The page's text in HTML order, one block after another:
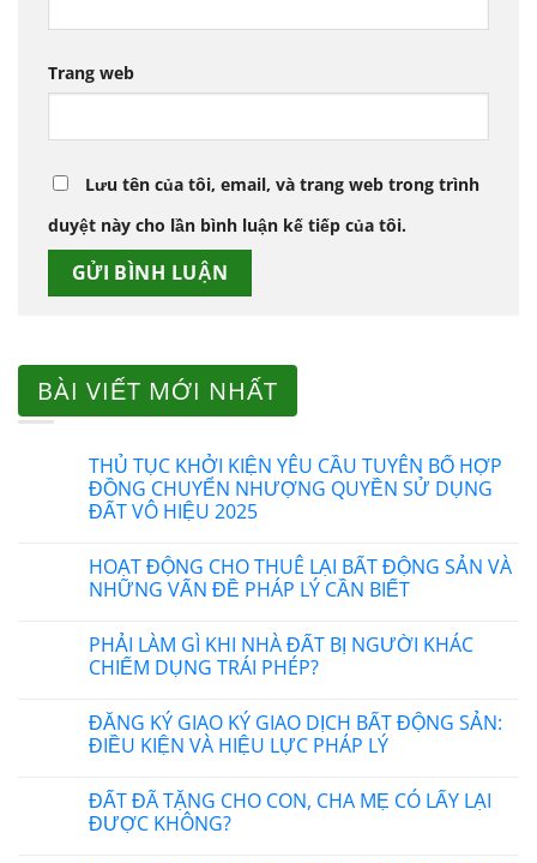
Trang web
Lưu tên của tôi, email, và trang web trong trình
duyệt này cho lần bình luận kế tiếp của tôi.
BÀI VIẾT MỚI NHẤT
THỦ TỤC KHỞI KIỆN YÊU CẦU TUYÊN BỐ HỢP
ĐỒNG CHUYỂN NHƯỢNG QUYỀN SỬ DỤNG
ĐẤT VÔ HIỆU 2025
HOẠT ĐỘNG CHO THUÊ LẠI BẤT ĐỘNG SẢN VÀ
NHỮNG VẤN ĐỀ PHÁP LÝ CẦN BIẾT
PHẢI LÀM GÌ KHI NHÀ ĐẤT BỊ NGƯỜI KHÁC
CHIẾM DỤNG TRÁI PHÉP?
ĐĂNG KÝ GIAO KÝ GIAO DỊCH BẤT ĐỘNG SẢN:
ĐIỀU KIỆN VÀ HIỆU LỰC PHÁP LÝ
ĐẤT ĐÃ TẶNG CHO CON, CHA MẸ CÓ LẤY LẠI
ĐƯỢC KHÔNG?